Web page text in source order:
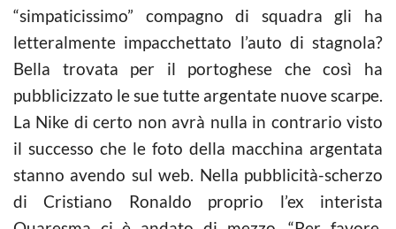
“simpaticissimo” compagno di squadra gli ha
letteralmente impacchettato l’auto di stagnola?
Bella trovata per il portoghese che così ha
pubblicizzato le sue tutte argentate nuove scarpe.
La Nike di certo non avrà nulla in contrario visto
il successo che le foto della macchina argentata
stanno avendo sul web. Nella pubblicità-scherzo
di Cristiano Ronaldo proprio l’ex interista